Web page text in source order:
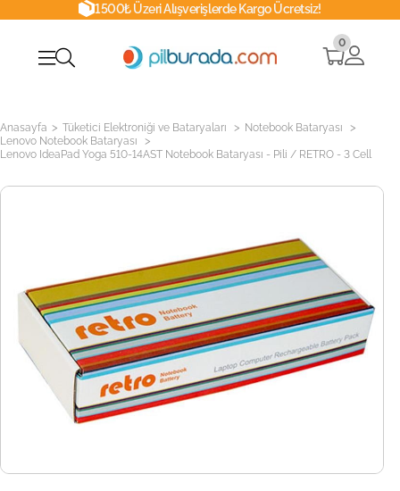
1500₺ Üzeri Alışverişlerde Kargo Ücretsiz!
0
Anasayfa > Tüketici Elektroniği ve Bataryaları > Notebook Bataryası >
Lenovo Notebook Bataryası >
Lenovo IdeaPad Yoga 510-14AST Notebook Bataryası - Pili / RETRO - 3 Cell